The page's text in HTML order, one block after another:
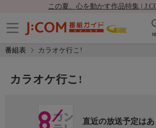
この夏、心を動かす作品特集 |
番組表 カラオケ行こ!
カラオケ行こ!
直近の放送予定は